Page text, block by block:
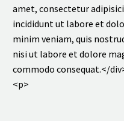
amet, consectetur
incididunt ut labore et
minim veniam, quis
nisi ut labore et dolore
commodo consequat.</
<p>